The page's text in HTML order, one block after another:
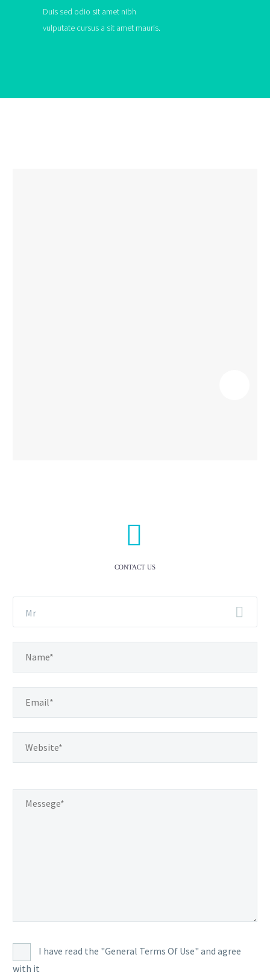
Duis sed odio sit amet nibh
vulputate cursus a sit amet mauris.


CONTACT US
Mr
I have read the "General Terms Of Use" and agree
with it